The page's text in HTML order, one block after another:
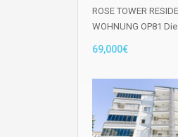
ROSE TOWER
WOHNUNG OP81
69,000€